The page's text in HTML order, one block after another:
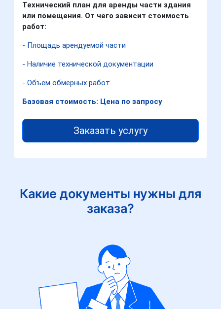
Технический план для аренды части здания
или помещения. От чего зависит стоимость
работ:
- Площадь арендуемой части
- Наличие технической документации
- Объем обмерных работ
Базовая стоимость: Цена по запросу
Заказать услугу
Какие документы нужны для
заказа?